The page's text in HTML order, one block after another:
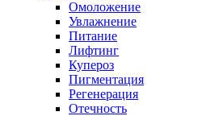
Омоложение
Увлажнение
Питание
Лифтинг
Купероз
Пигментация
Регенерация
Отечность